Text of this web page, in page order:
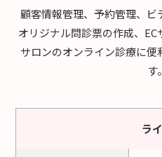
顧客情報管理、予約管理、ビ
オリジナル問診票の作成、
サロンのオンライン診療に
す。
ラ